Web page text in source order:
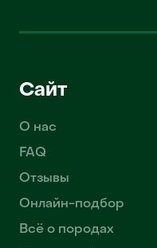
Сайт
О нас
FAQ
Отзывы
Онлайн-подбор
Всё о породах